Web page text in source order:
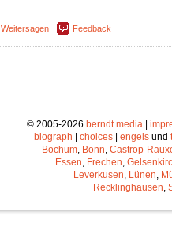
Weitersagen Feedback
© 2005-2026 berndt media |
biograph | choices | engels und
Bochum Bonn Castrop-
Essen Frechen
Leverkusen Lünen
Recklinghausen